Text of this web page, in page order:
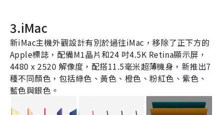
3.iMac
新iMac主機外觀設計有別於過往iMac ，移除了正下方的
Apple標誌，配備M1晶片和24 吋4.5K Retina顯示屏，
4480 x 2520 解像度，配搭11.5毫米超薄機身，新推出7
種不同顏色，包括綠色、黃色、橙色、粉紅色、紫色、
藍色與銀色。